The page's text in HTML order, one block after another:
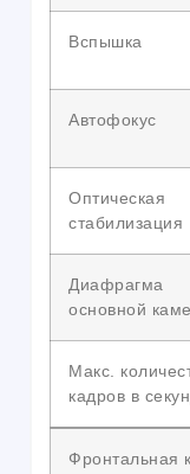
Вспышка
Автофокус
Оптическая
стабилизация
Диафрагма
основной
Макс.
кадров в
Фронтальная